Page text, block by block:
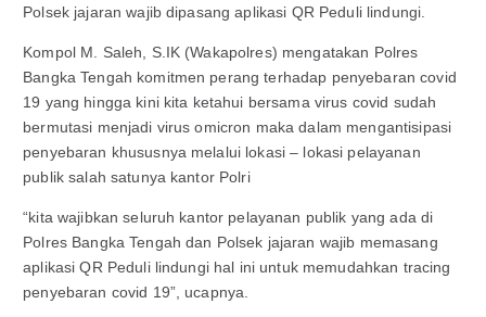
Polsek jajaran wajib dipasang aplikasi QR Peduli lindungi.
Kompol M. Saleh, S.IK (Wakapolres) mengatakan Polres
Bangka Tengah komitmen perang terhadap penyebaran covid
19 yang hingga kini kita ketahui bersama virus covid sudah
bermutasi menjadi virus omicron maka dalam mengantisipasi
penyebaran khususnya melalui lokasi – lokasi pelayanan
publik salah satunya kantor Polri
“kita wajibkan seluruh kantor pelayanan publik yang ada di
Polres Bangka Tengah dan Polsek jajaran wajib memasang
aplikasi QR Peduli lindungi hal ini untuk memudahkan tracing
penyebaran covid 19”, ucapnya.